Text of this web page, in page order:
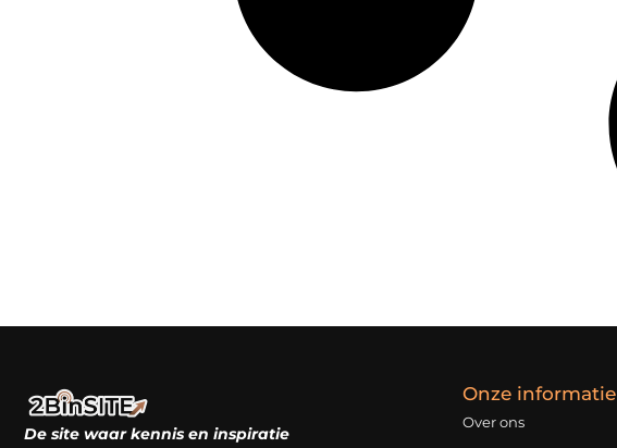
De site waar kennis en inspiratie
Onze informatie
Over ons